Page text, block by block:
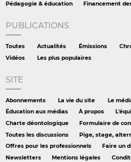
Pédagogie & éducation
Financement
PUBLICATIONS
Toutes Actualités Émissions
Vidéos
Les plus populaires
SITE
Abonnements La vie du site Le
Éducation aux médias
À propos
Charte déontologique
Formulaire de
Toutes les discussions
Pige, stage,
Offres pour les professionnels
Faire un
Newsletters
Mentions légales